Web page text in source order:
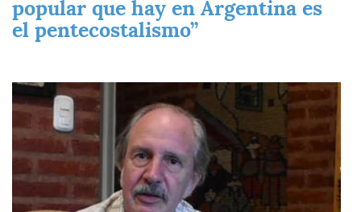
popular que hay en Argentina es
el pentecostalismo”
Imagen